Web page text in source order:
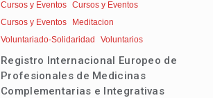
Cursos y Eventos Cursos y Eventos
Cursos y Eventos
Meditacion
Voluntariado-Solidaridad
Voluntarios
Registro Internacional Europeo de
Profesionales de Medicinas
Complementarias e Integrativas